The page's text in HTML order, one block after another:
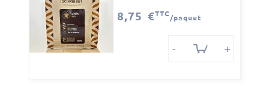
8,75 €TTC
/paquet
- +